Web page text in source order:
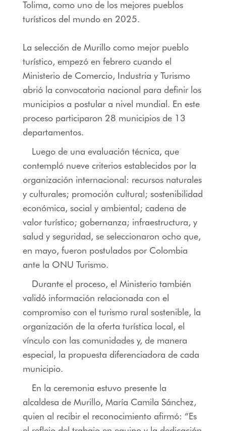
Tolima, como uno de los mejores pueblos
turísticos del mundo en 2025.
La selección de Murillo como mejor pueblo
turístico, empezó en febrero cuando el
Ministerio de Comercio, Industria y Turismo
abrió la convocatoria nacional para definir los
municipios a postular a nivel mundial. En este
proceso participaron 28 municipios de 13
departamentos.
Luego de una evaluación técnica, que
contempló nueve criterios establecidos por la
organización internacional: recursos naturales
y culturales; promoción cultural; sostenibilidad
económica, social y ambiental; cadena de
valor turístico; gobernanza; infraestructura, y
salud y seguridad, se seleccionaron ocho que,
en mayo, fueron postulados por Colombia
ante la ONU Turismo.
Durante el proceso, el Ministerio también
validó información relacionada con el
compromiso con el turismo rural sostenible, la
organización de la oferta turística local, el
vínculo con las comunidades y, de manera
especial, la propuesta diferenciadora de cada
municipio.
En la ceremonia estuvo presente la
alcaldesa de Murillo, María Camila Sánchez,
quien al recibir el reconocimiento afirmó: “Es